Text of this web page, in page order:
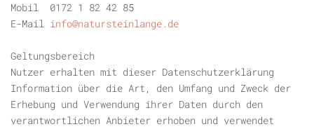
Mobil
0172 1 82 42 85
E-Mail info@natursteinlange.de
Geltungsbereich
Nutzer erhalten mit dieser Datenschutzerklärung
Information über die Art, den Umfang und Zweck der
Erhebung und Verwendung ihrer Daten durch den
verantwortlichen Anbieter erhoben und verwendet